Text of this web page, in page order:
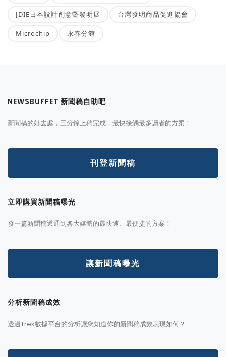
JDIE日本設計創意暨發明展 台灣發明商品促進協會
Microchip 永春分館
NEWSBUFFET 新聞稿自助吧
新聞稿的好去處，三分鐘上稿完成，最快接觸最多讀者的方案！
刊登新聞稿
立即購買新聞稿曝光
發一篇新聞稿透通到各大媒體的最快速、最便捷的方案！
讓新聞稿曝光
分析新聞稿成效
透過Trek數據平台的分析讓您知道你的新聞稿成效表現如何？